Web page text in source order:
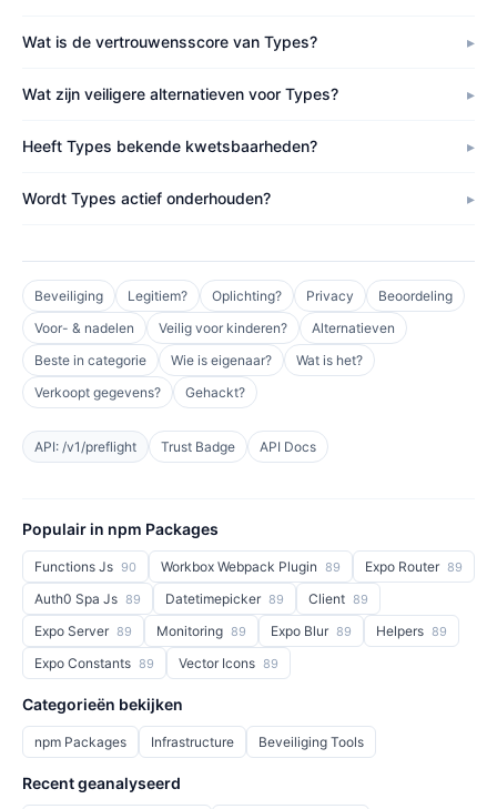
Wat is de vertrouwensscore van Types?
Wat zijn veiligere alternatieven voor Types?
Heeft Types bekende kwetsbaarheden?
Wordt Types actief onderhouden?
Beveiliging Legitiem? Oplichting? Privacy
Beoordeling
Voor- & nadelen
Veilig voor kinderen?
Alternatieven
Beste in categorie
Wie is eigenaar?
Wat is het?
Verkoopt gegevens?
Gehackt?
API: /v1/preflight Trust Badge API Docs
Populair in npm Packages
Functions Js 90 Workbox Webpack Plugin 89 Expo Router 89
Auth0 Spa Js 89 Datetimepicker 89 Client 89
Expo Server 89 Monitoring 89 Expo Blur 89 Helpers 89
Expo Constants 89 Vector Icons 89
Categorieën bekijken
npm Packages Infrastructure Beveiliging Tools
Recent geanalyseerd